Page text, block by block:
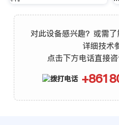
对此设备感兴趣？或需
详细技术
点击下方电话直接咨